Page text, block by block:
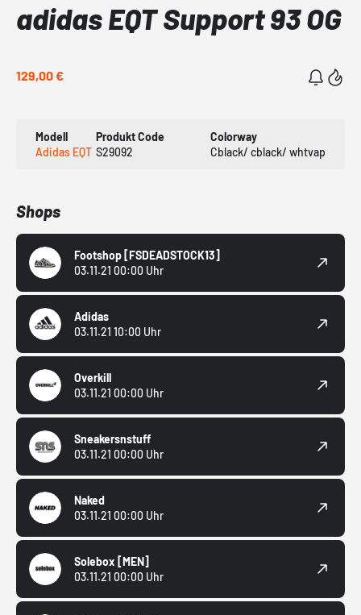
adidas EQT Support 93 OG
129,00 €
Modell
Adidas EQT
Produkt Code
S29092
Colorway
Cblack/ cblack/ whtvap
Shops
Footshop [FSDEADSTOCK13]
03.11.21 00:00 Uhr
Adidas
03.11.21 10:00 Uhr
Overkill
03.11.21 00:00 Uhr
Sneakersnstuff
03.11.21 00:00 Uhr
Naked
03.11.21 00:00 Uhr
Solebox [MEN]
03.11.21 00:00 Uhr